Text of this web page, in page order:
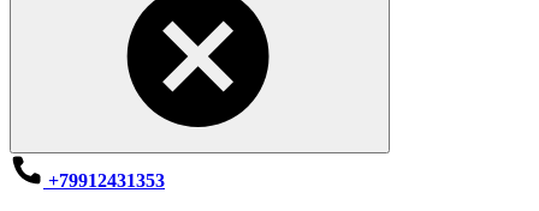
+79912431353